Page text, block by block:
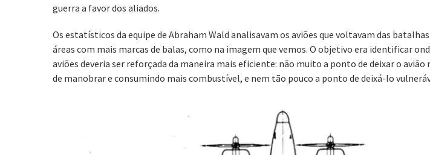
guerra a favor dos aliados.
Os estatísticos da equipe de Abraham Wald analisavam os aviões que voltavam das
áreas com mais marcas de balas, como na imagem que vemos. O objetivo era identificar
aviões deveria ser reforçada da maneira mais eficiente: não muito a ponto de deixar o
de manobrar e consumindo mais combustível, e nem tão pouco a ponto de deixá-lo